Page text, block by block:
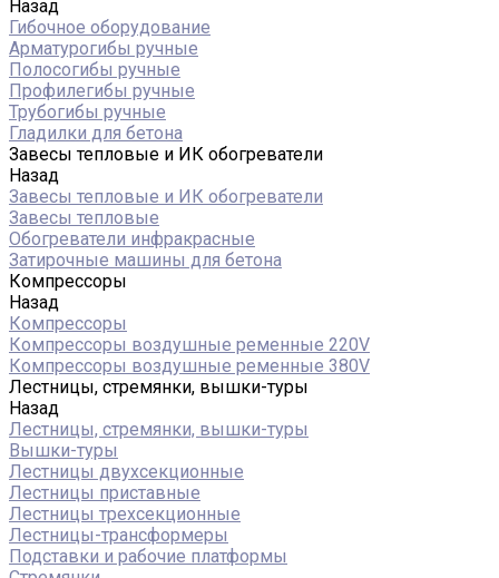
Назад
Гибочное оборудование
Арматурогибы ручные
Полосогибы ручные
Профилегибы ручные
Трубогибы ручные
Гладилки для бетона
Завесы тепловые и ИК обогреватели
Назад
Завесы тепловые и ИК обогреватели
Завесы тепловые
Обогреватели инфракрасные
Затирочные машины для бетона
Компрессоры
Назад
Компрессоры
Компрессоры воздушные ременные 220V
Компрессоры воздушные ременные 380V
Лестницы, стремянки, вышки-туры
Назад
Лестницы, стремянки, вышки-туры
Вышки-туры
Лестницы двухсекционные
Лестницы приставные
Лестницы трехсекционные
Лестницы-трансформеры
Подставки и рабочие платформы